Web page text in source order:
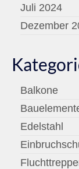
Juli 2024
Dezember
Balkone
Edelstahl